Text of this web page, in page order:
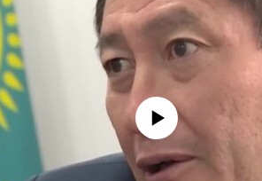
No media source currently